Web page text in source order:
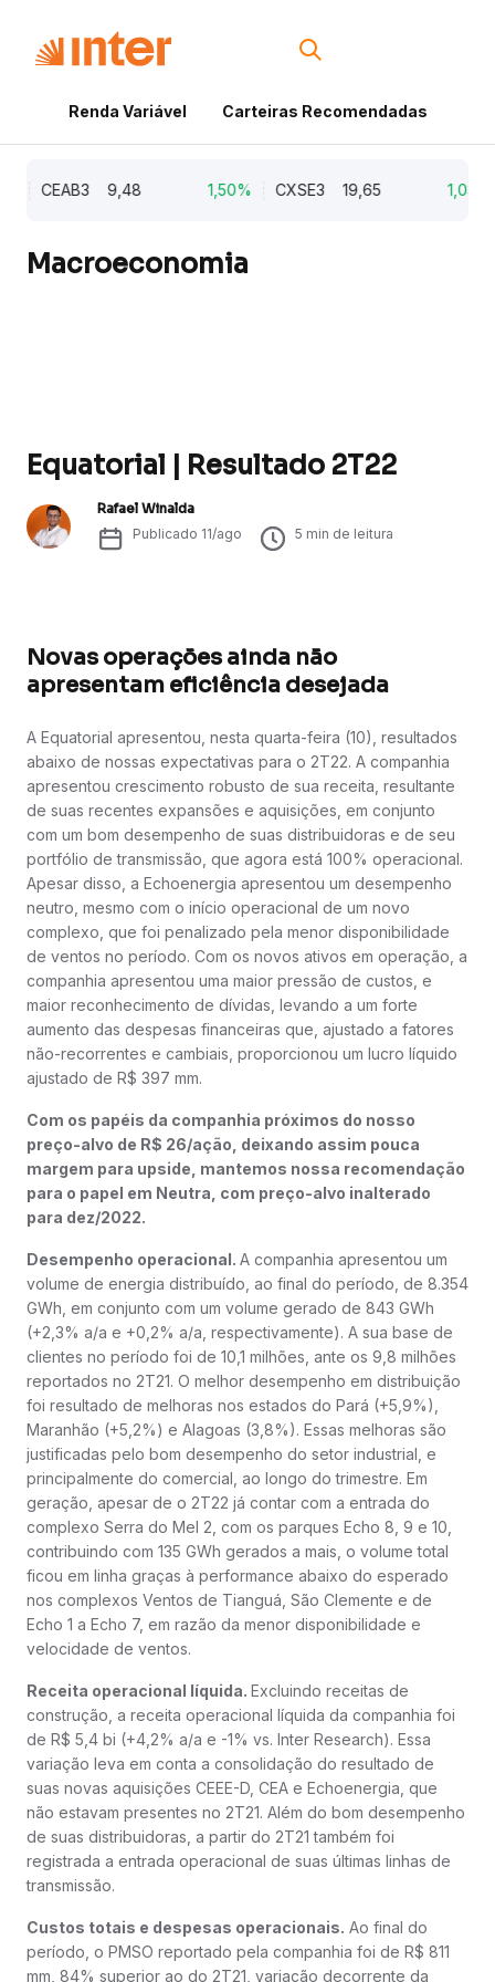
Renda Variável Carteiras Recomendadas
CEAB3 9,48 1,50% CXSE3 19,65 1,03%
Macroeconomia
Equatorial | Resultado 2T22
Rafael Winalda
Publicado 11/ago 5 min de leitura
Novas operações ainda não
apresentam eficiência desejada
A Equatorial apresentou, nesta quarta-feira (10), resultados
abaixo de nossas expectativas para o 2T22. A companhia
apresentou crescimento robusto de sua receita, resultante
de suas recentes expansões e aquisições, em conjunto
com um bom desempenho de suas distribuidoras e de seu
portfólio de transmissão, que agora está 100% operacional.
Apesar disso, a Echoenergia apresentou um desempenho
neutro, mesmo com o início operacional de um novo
complexo, que foi penalizado pela menor disponibilidade
de ventos no período. Com os novos ativos em operação, a
companhia apresentou uma maior pressão de custos, e
maior reconhecimento de dívidas, levando a um forte
aumento das despesas financeiras que, ajustado a fatores
não-recorrentes e cambiais, proporcionou um lucro líquido
ajustado de R$ 397 mm.
Com os papéis da companhia próximos do nosso
preço-alvo de R$ 26/ação, deixando assim pouca
margem para upside, mantemos nossa recomendação
para o papel em Neutra, com preço-alvo inalterado
para dez/2022.
Desempenho operacional. A companhia apresentou um
volume de energia distribuído, ao final do período, de 8.354
GWh, em conjunto com um volume gerado de 843 GWh
(+2,3% a/a e +0,2% a/a, respectivamente). A sua base de
clientes no período foi de 10,1 milhões, ante os 9,8 milhões
reportados no 2T21. O melhor desempenho em distribuição
foi resultado de melhoras nos estados do Pará (+5,9%),
Maranhão (+5,2%) e Alagoas (3,8%). Essas melhoras são
justificadas pelo bom desempenho do setor industrial, e
principalmente do comercial, ao longo do trimestre. Em
geração, apesar de o 2T22 já contar com a entrada do
complexo Serra do Mel 2, com os parques Echo 8, 9 e 10,
contribuindo com 135 GWh gerados a mais, o volume total
ficou em linha graças à performance abaixo do esperado
nos complexos Ventos de Tianguá, São Clemente e de
Echo 1 a Echo 7, em razão da menor disponibilidade e
velocidade de ventos.
Receita operacional líquida. Excluindo receitas de
construção, a receita operacional líquida da companhia foi
de R$ 5,4 bi (+4,2% a/a e -1% vs. Inter Research). Essa
variação leva em conta a consolidação do resultado de
suas novas aquisições CEEE-D, CEA e Echoenergia, que
não estavam presentes no 2T21. Além do bom desempenho
de suas distribuidoras, a partir do 2T21 também foi
registrada a entrada operacional de suas últimas linhas de
transmissão.
Custos totais e despesas operacionais. Ao final do
período, o PMSO reportado pela companhia foi de R$ 811
mm, 84% superior ao do 2T21, variação decorrente da